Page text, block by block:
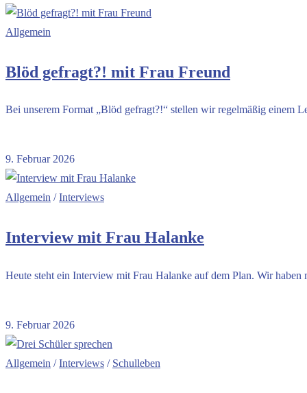
Allgemein
Blöd gefragt?! mit Frau Freund
Bei unserem Format „Blöd gefragt?!“ stellen wir regelmäßig einem
9. Februar 2026
Allgemein /Interviews
Interview mit Frau Halanke
Heute steht ein Interview mit Frau Halanke auf dem Plan. Wir
9. Februar 2026
Allgemein /Interviews / Schulleben